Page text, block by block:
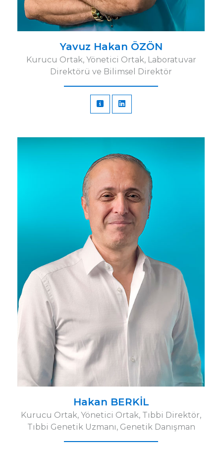
Yavuz Hakan ÖZÖN
Kurucu Ortak, Yönetici Ortak, Laboratuvar
Direktörü ve Bilimsel Direktör
Hakan BERKİL
Kurucu Ortak, Yönetici Ortak, Tıbbi Direktör,
Tıbbi Genetik Uzmanı, Genetik Danışman